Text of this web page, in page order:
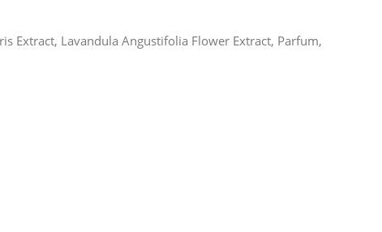
Extract, Lavandula Angustifolia Flower Extract, Parfum,